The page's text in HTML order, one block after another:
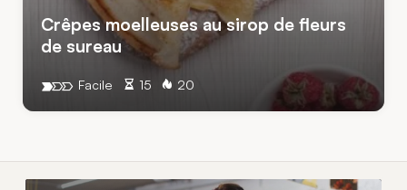
Crêpes moelleuses au sirop de fleurs
de sureau
15 20
Facile